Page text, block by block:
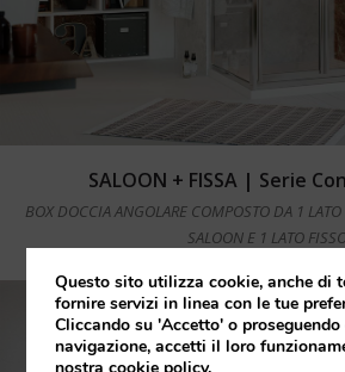
Leggi tutto
SALOON + FISSA | Serie
BOX DOCCIA ANGOLARE COMPOSTO DA 1
SALOON E 1 LATO
Questo sito utilizza cookie, anche di
fornire servizi in linea con le tue
Cliccando su 'Accetto' o proseguendo
navigazione, accetti il loro